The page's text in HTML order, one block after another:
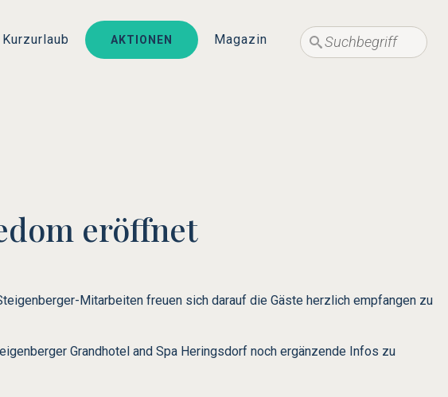
Kurzurlaub AKTIONEN Magazin
Suche
Suche
eröffnet
Mitarbeiten freuen sich darauf die Gäste herzlich empfangen zu
Grandhotel and Spa Heringsdorf noch ergänzende Infos zu